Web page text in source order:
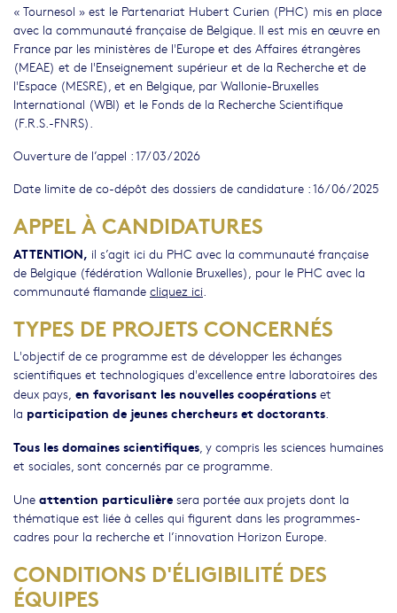
« Tournesol » est le Partenariat Hubert Curien (PHC) mis en place
avec la communauté française de Belgique. Il est mis en œuvre en
France par les ministères de l'Europe et des Affaires étrangères
(MEAE) et de l'Enseignement supérieur et de la Recherche et de
l'Espace (MESRE), et en Belgique, par Wallonie-Bruxelles
International (WBI) et le Fonds de la Recherche Scientifique
(F.R.S.-FNRS).
Ouverture de l’appel : 17/03/2026
Date limite de co-dépôt des dossiers de candidature : 16/06/2025
APPEL À CANDIDATURES
ATTENTION, il s’agit ici du PHC avec la communauté française
de Belgique (fédération Wallonie Bruxelles), pour le PHC avec la
communauté flamande cliquez ici
TYPES DE PROJETS CONCERNÉS
L'objectif de ce programme est de développer les échanges
scientifiques et technologiques d'excellence entre laboratoires des
deux pays, en favorisant les nouvelles coopérations et
la participation de jeunes chercheurs et doctorants
Tous les domaines scientifiques , y compris les sciences humaines
et sociales, sont concernés par ce programme.
Une attention particulière sera portée aux projets dont la
thématique est liée à celles qui figurent dans les programmes-
cadres pour la recherche et l’innovation Horizon Europe.
CONDITIONS D'ÉLIGIBILITÉ DES
ÉQUIPES